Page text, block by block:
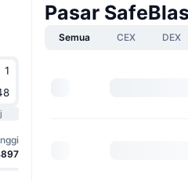
Pasar
Semua CEX DEX